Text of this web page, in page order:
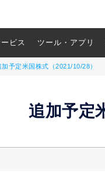
ビス ツール・アプリ
加予定米国株式（2021/10/28）
追加予定